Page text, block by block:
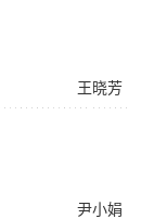
王晓芳
尹小娟